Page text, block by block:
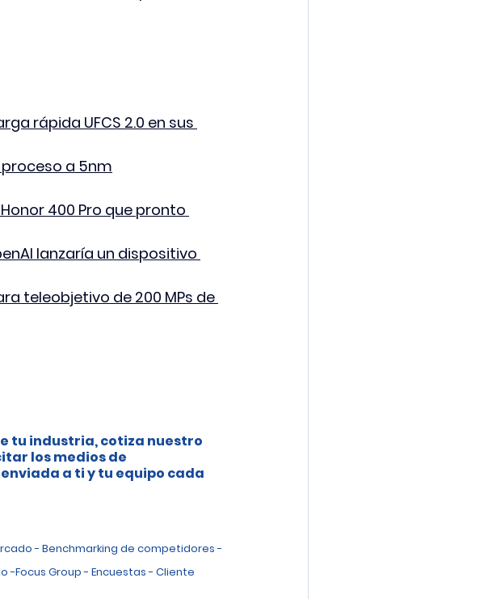
rápida UFCS 2.0 en sus
a 5nm
400 Pro que pronto
lanzaría un dispositivo
teleobjetivo de 200 MPs de
tu industria, cotiza nuestro
los medios de
a ti y tu equipo cada
- Benchmarking de competidores -
Focus Group - Encuestas - Cliente